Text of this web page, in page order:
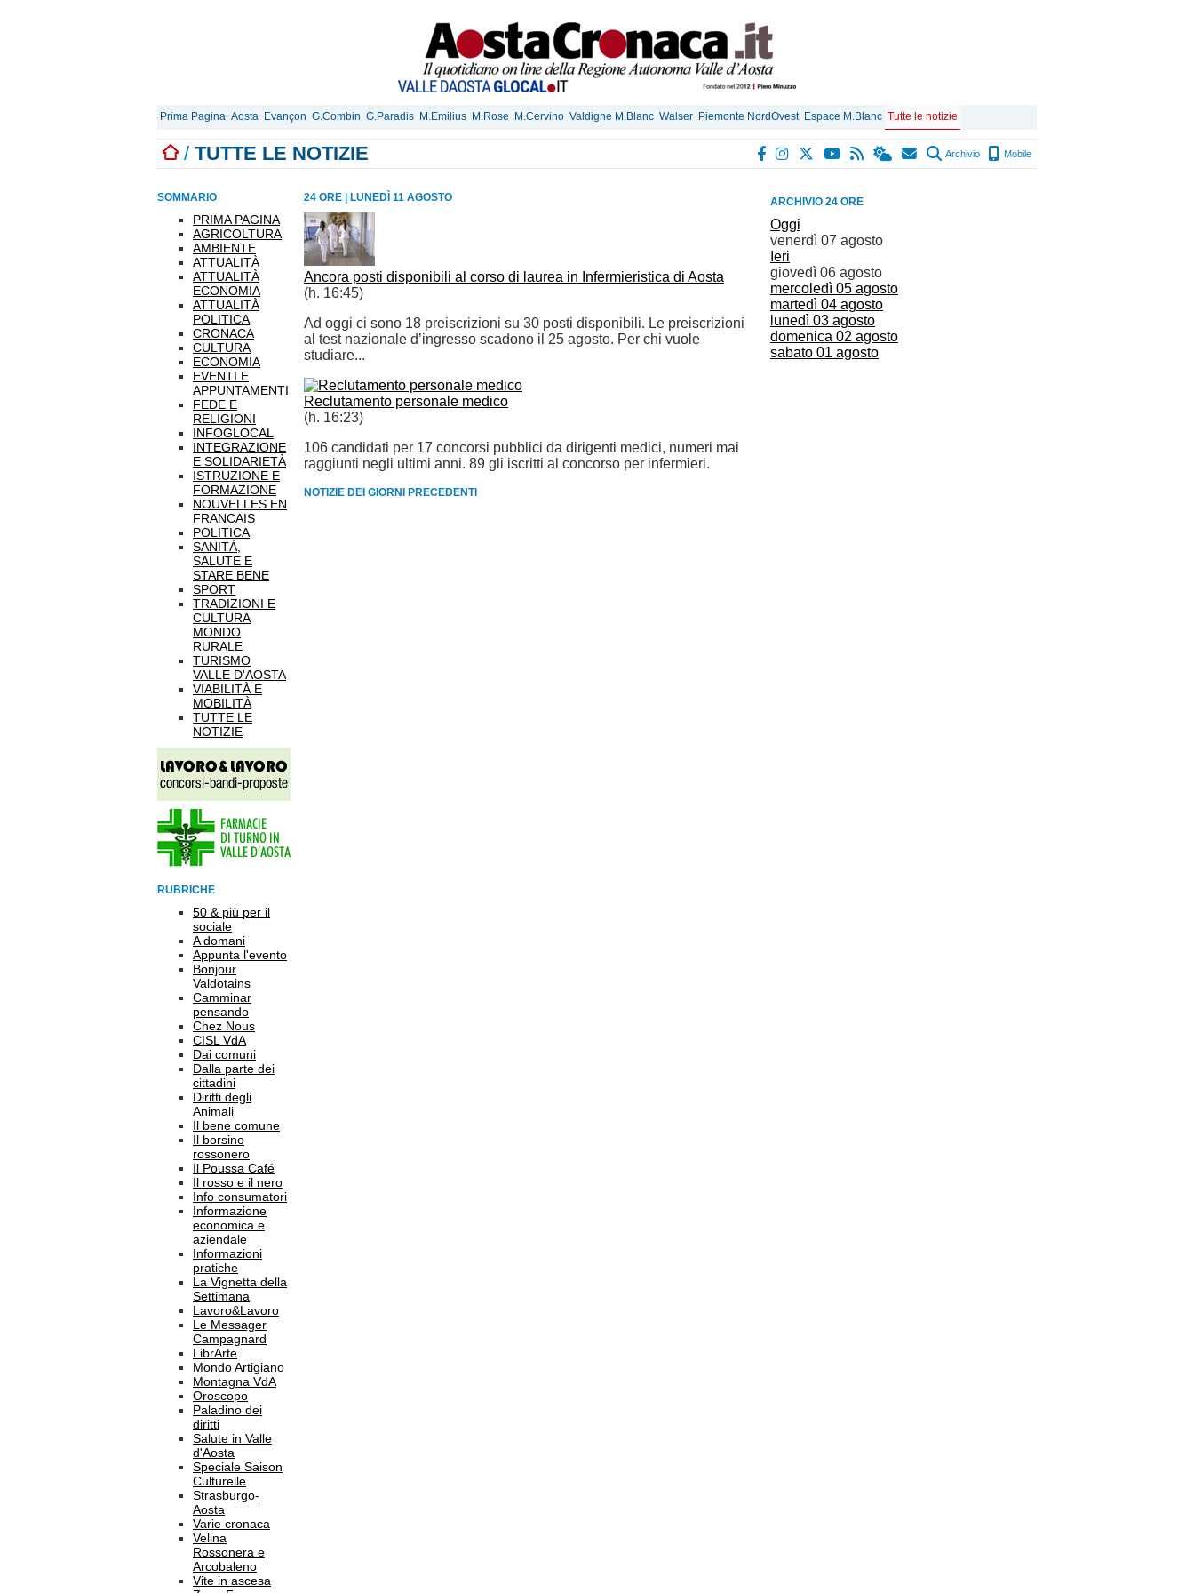
Prima Pagina Aosta Evançon G.Combin G.Paradis M.Emilius M.Rose M.Cervino Valdigne M.Blanc Walser Piemonte NordOvest Espace M.Blanc Tutte le notizie
/ TUTTE LE NOTIZIE Archivio Mobile
ARCHIVIO 24 ORE
Oggi
venerdì 07 agosto
Ieri
giovedì 06 agosto
mercoledì 05 agosto
martedì 04 agosto
lunedì 03 agosto
domenica 02 agosto
sabato 01 agosto
SOMMARIO
PRIMA PAGINA
AGRICOLTURA
AMBIENTE
ATTUALITÀ
ATTUALITÀ
ECONOMIA
ATTUALITÀ
POLITICA
CRONACA
CULTURA
ECONOMIA
EVENTI E
APPUNTAMENTI
FEDE E
RELIGIONI
INFOGLOCAL
INTEGRAZIONE
E SOLIDARIETÀ
ISTRUZIONE E
FORMAZIONE
NOUVELLES EN
FRANCAIS
POLITICA
SANITÀ,
SALUTE E
STARE BENE
SPORT
TRADIZIONI E
CULTURA
MONDO
RURALE
TURISMO
VALLE D'AOSTA
VIABILITÀ E
MOBILITÀ
TUTTE LE
NOTIZIE
RUBRICHE
50 & più per il
sociale
A domani
Appunta l'evento
Bonjour
Valdotains
Camminar
pensando
Chez Nous
CISL VdA
Dai comuni
Dalla parte dei
cittadini
Diritti degli
Animali
Il bene comune
Il borsino
rossonero
Il Poussa Café
Il rosso e il nero
Info consumatori
Informazione
economica e
aziendale
Informazioni
pratiche
La Vignetta della
Settimana
Lavoro&Lavoro
Le Messager
Campagnard
LibrArte
Mondo Artigiano
Montagna VdA
Oroscopo
Paladino dei
diritti
Salute in Valle
d'Aosta
Speciale Saison
Culturelle
Strasburgo-
Aosta
Varie cronaca
Velina
Rossonera e
Arcobaleno
Vite in ascesa
24 ORE LUNEDÌ 11 AGOSTO
Ancora posti disponibili al corso di laurea in Infermieristica di Aosta
(h. 16:45)
Ad oggi ci sono 18 preiscrizioni su 30 posti disponibili. Le preiscrizioni
al test nazionale d’ingresso scadono il 25 agosto. Per chi vuole
studiare...
Reclutamento personale medico
(h. 16:23)
106 candidati per 17 concorsi pubblici da dirigenti medici, numeri mai
raggiunti negli ultimi anni. 89 gli iscritti al concorso per infermieri.
NOTIZIE DEI GIORNI PRECEDENTI